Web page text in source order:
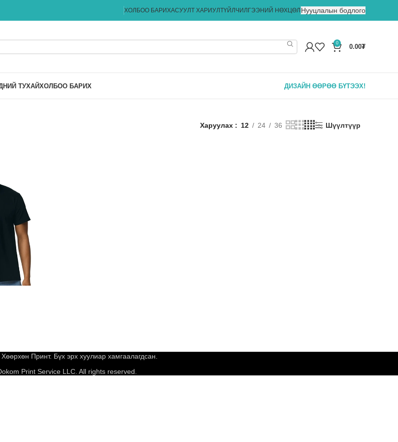
ХОЛБОО БАРИХАСУУЛТ ХАРИУЛТҮЙЛЧИЛГЭЭНИЙ НӨХЦӨЛ Нууцлалын бодлого
0
0.00₮
ТУХАЙХОЛБОО БАРИХ ДИЗАЙН ӨӨРӨӨ БҮТЭЭХ!
Харуулах 12 24 36 Шүүлтүүр
Принт. Бүх эрх хуулиар хамгаалагдсан.
Print Service LLC. All rights reserved.